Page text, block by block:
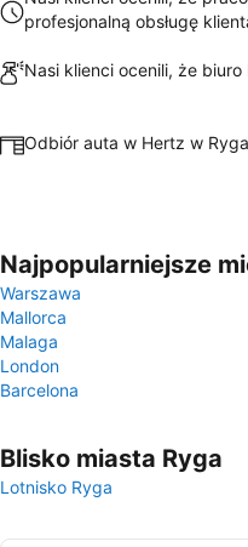
profesjonalną obsługę
Nasi klienci ocenili, że
Odbiór auta w Hertz w
Najpopularniejsze
Warszawa
Mallorca
Malaga
London
Barcelona
Blisko miasta Ryga
Lotnisko Ryga